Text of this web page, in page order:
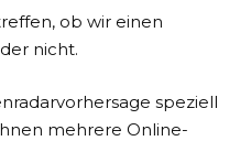
ob wir einen
nicht.
speziell
mehrere Online-